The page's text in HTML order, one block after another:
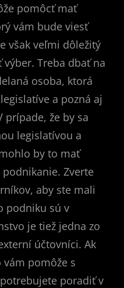
pomôcť mať
vám bude viesť
však veľmi dôležitý
Treba dbať na
osoba, ktorá
a pozná aj
prípade, že by sa
legislatívou a
by to mať
Zverte
aby ste mali
podniku sú v
je tiež jedna zo
účtovníci. Ak
pomôže s
poradiť v